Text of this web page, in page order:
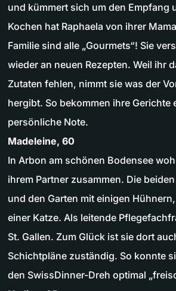
und kümmert sich um den Empfang
Kochen hat Raphaela von ihrer
Familie sind alle „Gourmets“! Sie
wieder an neuen Rezepten. Weil ihr
Zutaten fehlen, nimmt sie was der
hergibt. So bekommen ihre Gerichte
persönliche Note.
Madeleine, 60
In Arbon am schönen Bodensee
ihrem Partner zusammen. Die
und den Garten mit einigen
einer Katze. Als leitende
St. Gallen. Zum Glück ist sie dort
Schichtpläne zuständig. So konnte
den SwissDinner-Dreh optimal